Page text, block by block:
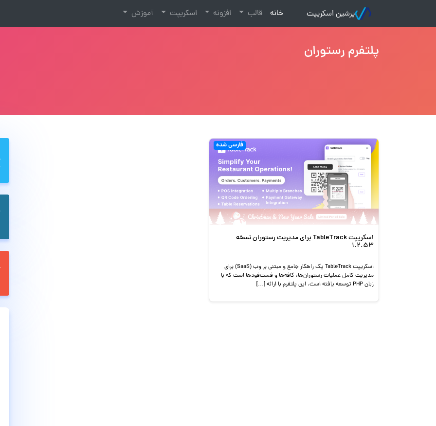
پرشین اسکریپت خانه
(current) قالب افزونه اسکریپت آموزش
پلتفرم رستوران
فارسی شده
اسکریپت TableTrack برای مدیریت رستوران نسخه
1.2.53
اسکریپت TableTrack یک راهکار جامع و مبتنی بر وب (SaaS) برای
مدیریت کامل عملیات رستوران‌ها، کافه‌ها و فست‌فودها است که با
زبان PHP توسعه یافته است. این پلتفرم با ارائه […]